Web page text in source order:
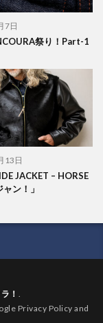
7日
祭り！Part-1
13日
JACKET – HORSE
ン！」
！
Privacy Policy and